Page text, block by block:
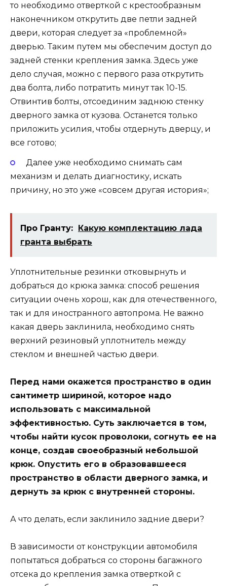
то необходимо отверткой с крестообразным
наконечником открутить две петли задней
двери, которая следует за «проблемной»
дверью. Таким путем мы обеспечим доступ до
задней стенки крепления замка. Здесь уже
дело случая, можно с первого раза открутить
два болта, либо потратить минут так 10-15.
Отвинтив болты, отсоединим заднюю стенку
дверного замка от кузова. Останется только
приложить усилия, чтобы отдернуть дверцу, и
все готово;
Далее уже необходимо снимать сам
механизм и делать диагностику, искать
причину, но это уже «совсем другая история»;
Про Гранту: Какую комплектацию лада
гранта выбрать
Уплотнительные резинки отковырнуть и
добраться до крюка замка: способ решения
ситуации очень хорош, как для отечественного,
так и для иностранного автопрома. Не важно
какая дверь заклинила, необходимо снять
верхний резиновый уплотнитель между
стеклом и внешней частью двери.
Перед нами окажется пространство в один
сантиметр шириной, которое надо
использовать с максимальной
эффективностью. Суть заключается в том,
чтобы найти кусок проволоки, согнуть ее на
конце, создав своеобразный небольшой
крюк. Опустить его в образовавшееся
пространство в области дверного замка, и
дернуть за крюк с внутренней стороны.
А что делать, если заклинило задние двери?
В зависимости от конструкции автомобиля
попытаться добраться со стороны багажного
отсека до крепления замка отверткой с